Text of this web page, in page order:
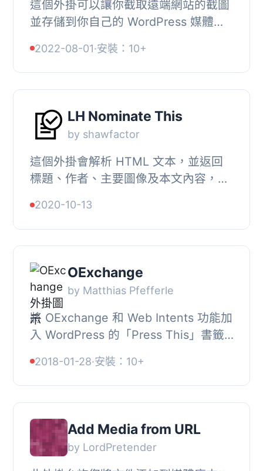
這個外掛可以讓你截取遠端網站的截圖
並存儲到你自己的 WordPress 媒體庫
‘mshots’ 功能自動捕捉網站截圖。,...
2022-08-01·安裝：10+
LH Nominate This
by shawfactor
這個外掛會解析 HTML 文本，並返回
標題、作者、主要圖像及本文內容，不
部分。, 這個外掛非常適合在你的網站
上重新發佈和...
2020-10-13
OExchange
by Matthias Pfefferle
將 OExchange 和 Web Intents 功能加
入 WordPress 的「Press This」書籤
支援的外掛程式：, , webfinger-
plugin：https...
2018-01-28·安裝：10+
Add Media from URL
by LordPretender